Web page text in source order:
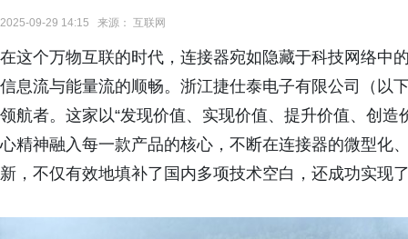
2025-09-29 14:15 来源： 互联网
在这个万物互联的时代，连接器宛如隐藏于科技网络中
信息流与能量流的顺畅。浙江捷仕泰电子有限公司（以
领航者。这家以“发现价值、实现价值、提升价值、创
心精神融入每一款产品的核心，不断在连接器的微型化
新，不仅有效地填补了国内多项技术空白，还成功实现